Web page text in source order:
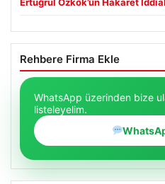
Rehbere Firma Ekle
WhatsApp üzerinden bize
listeleyelim.